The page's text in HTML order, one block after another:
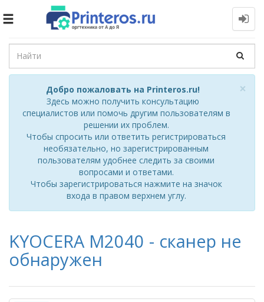
Toggle
×
Добро пожаловать на Printeros.ru!
Здесь можно получить консультацию
специалистов или помочь другим пользователям в
решении их проблем.
Чтобы спросить или ответить регистрироваться
необязательно, но зарегистрированным
пользователям удобнее следить за своими
вопросами и ответами.
Чтобы зарегистрироваться нажмите на значок
входа в правом верхнем углу.
KYOCERA M2040 - сканер не
обнаружен